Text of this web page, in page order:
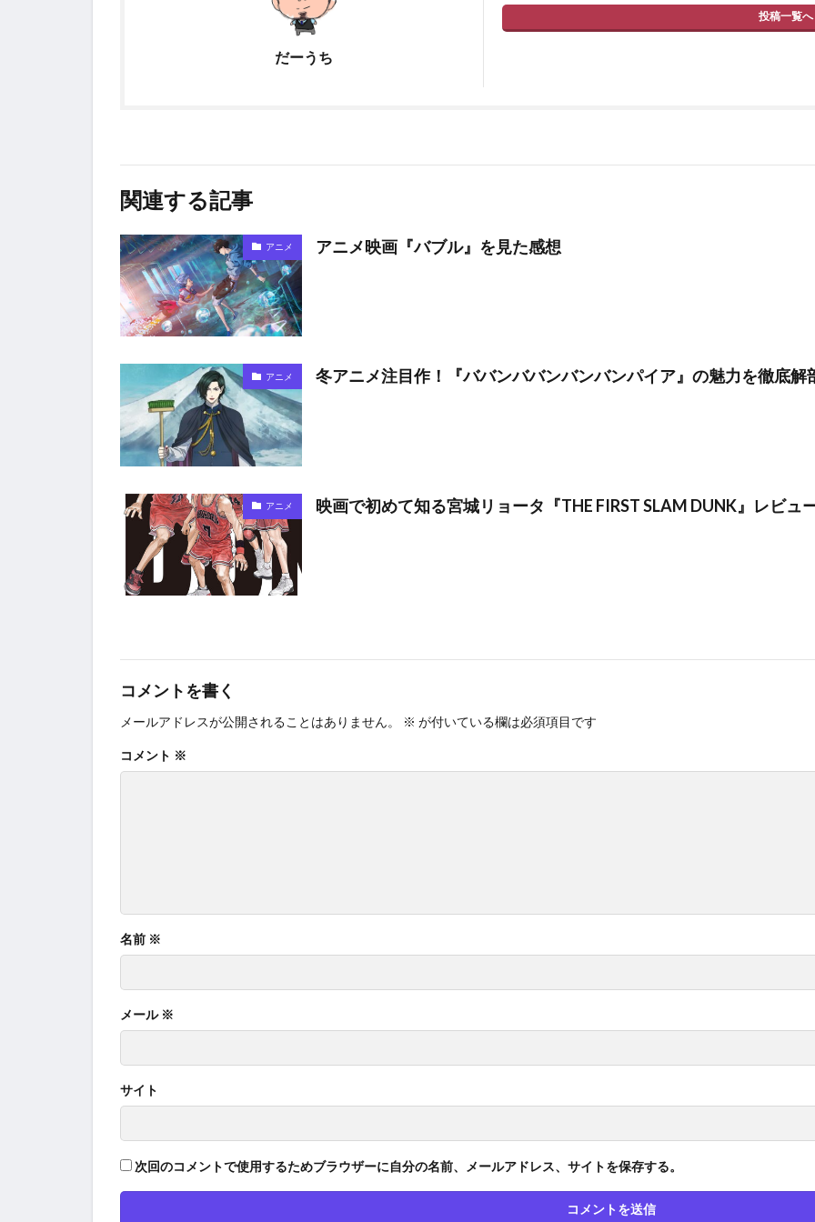
だーうち
投稿一覧へ
関連する記事
アニメ アニメ映画『バブル』を見た感想
アニメ 冬アニメ注目作！『ババンババンバンバンパイア』の魅力を徹底解
アニメ 映画で初めて知る宮城リョータ『THE FIRST SLAM DUNK』レビュ
コメントを書く
メールアドレスが公開されることはありません。 ※ が付いている欄は必須項目です
コメント ※
名前 ※
メール ※
サイト
次回のコメントで使用するためブラウザーに自分の名前、メールアドレス、サイトを保存する。